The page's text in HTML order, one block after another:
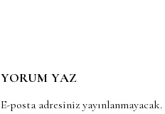
YORUM YAZ
E-posta adresiniz yayınlanmayacak.